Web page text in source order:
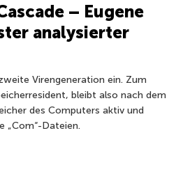
– Eugene
analysierter
Virengeneration ein. Zum
bleibt also nach dem
des Computers aktiv und
„Com“-Dateien.